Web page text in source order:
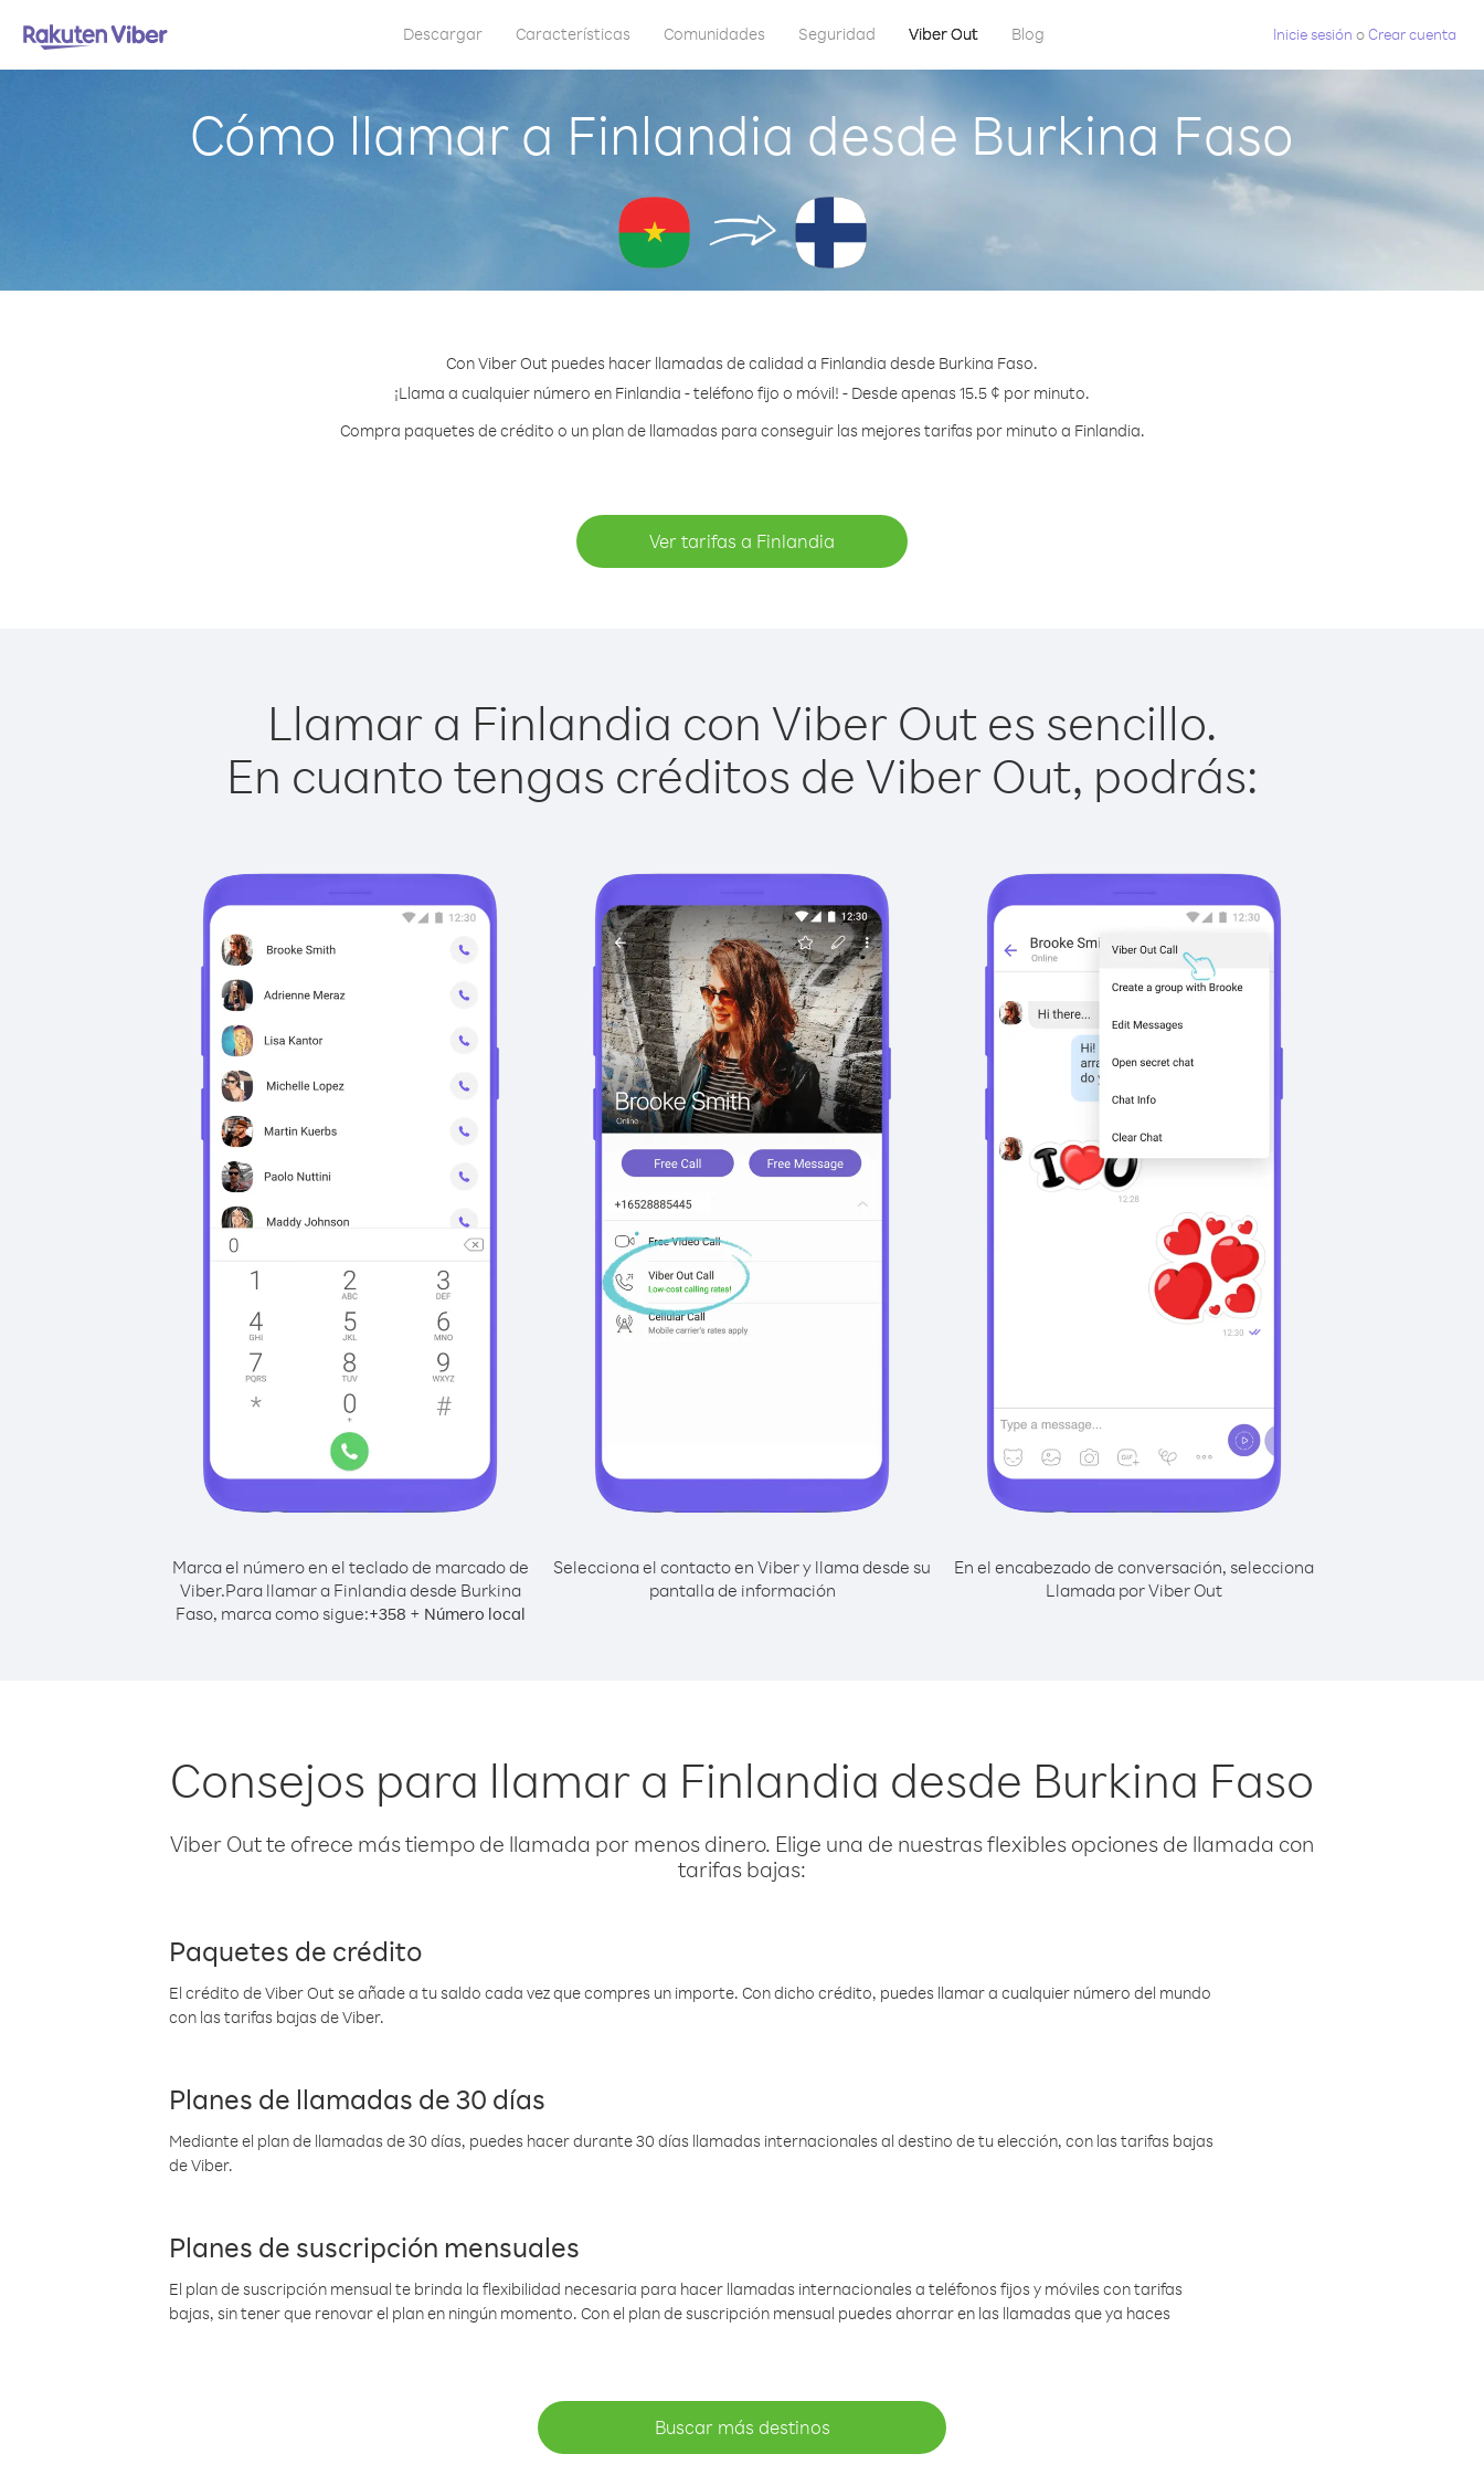
Descargar Características Comunidades Seguridad Viber Out Blog Inicie sesión oCrear cuenta
Cómo llamar a Finlandia desde Burkina Faso
Con Viber Out puedes hacer llamadas de calidad a Finlandia desde Burkina Faso.
¡Llama a cualquier número en Finlandia - teléfono fijo o móvil! - Desde apenas 15.5 ¢ por minuto.
Compra paquetes de crédito o un plan de llamadas para conseguir las mejores tarifas por minuto a Finlandia.
Ver tarifas a Finlandia
Llamar a Finlandia con Viber Out es sencillo.
En cuanto tengas créditos de Viber Out, podrás:
Marca el número en el teclado de marcado de
Viber.Para llamar a Finlandia desde Burkina
Faso, marca como sigue:+358 + Número local
Selecciona el contacto en Viber y llama desde su
pantalla de información
En el encabezado de conversación, selecciona
Llamada por Viber Out
Consejos para llamar a Finlandia desde Burkina Faso
Viber Out te ofrece más tiempo de llamada por menos dinero. Elige una de nuestras flexibles opciones de llamada con
tarifas bajas:
Paquetes de crédito
El crédito de Viber Out se añade a tu saldo cada vez que compres un importe. Con dicho crédito, puedes llamar a cualquier número del mundo
con las tarifas bajas de Viber.
Planes de llamadas de 30 días
Mediante el plan de llamadas de 30 días, puedes hacer durante 30 días llamadas internacionales al destino de tu elección, con las tarifas bajas
de Viber.
Planes de suscripción mensuales
El plan de suscripción mensual te brinda la flexibilidad necesaria para hacer llamadas internacionales a teléfonos fijos y móviles con tarifas
bajas, sin tener que renovar el plan en ningún momento. Con el plan de suscripción mensual puedes ahorrar en las llamadas que ya haces
Buscar más destinos